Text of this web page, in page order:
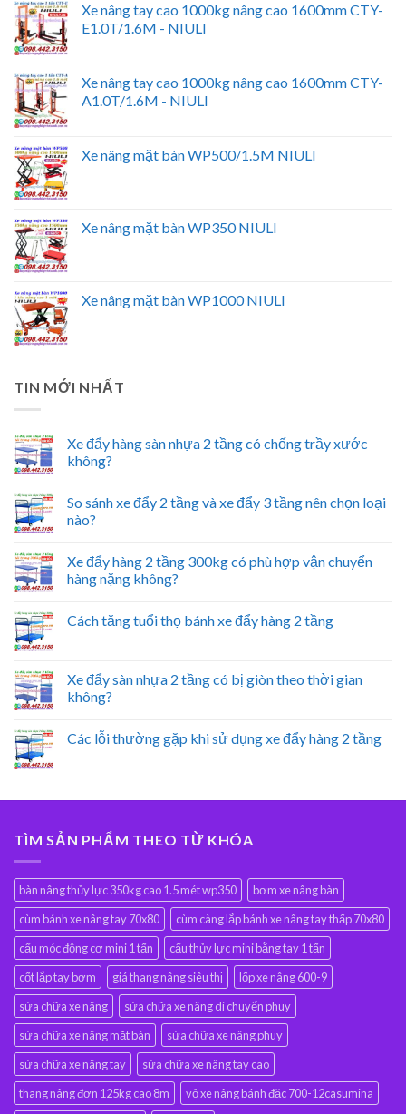
Xe nâng tay cao 1000kg nâng cao 1600mm CTY-
E1.0T/1.6M - NIULI
Xe nâng tay cao 1000kg nâng cao 1600mm CTY-
A1.0T/1.6M - NIULI
Xe nâng mặt bàn WP500/1.5M NIULI
Xe nâng mặt bàn WP350 NIULI
Xe nâng mặt bàn WP1000 NIULI
TIN MỚI NHẤT
Xe đẩy hàng sàn nhựa 2 tầng có chống trầy xước
không?
So sánh xe đẩy 2 tầng và xe đẩy 3 tầng nên chọn loại
nào?
Xe đẩy hàng 2 tầng 300kg có phù hợp vận chuyển
hàng nặng không?
Cách tăng tuổi thọ bánh xe đẩy hàng 2 tầng
Xe đẩy sàn nhựa 2 tầng có bị giòn theo thời gian
không?
Các lỗi thường gặp khi sử dụng xe đẩy hàng 2 tầng
TÌM SẢN PHẨM THEO TỪ KHÓA
bàn nâng thủy lực 350kg cao 1.5 mét wp350
bơm xe nâng bàn
cùm bánh xe nâng tay 70x80
cùm càng lắp bánh xe nâng tay thấp 70x80
cẩu móc động cơ mini 1 tấn
cẩu thủy lực mini bằng tay 1 tấn
cốt lắp tay bơm
giá thang nâng siêu thị
lốp xe nâng 600-9
sửa chữa xe nâng
sửa chữa xe nâng di chuyển phuy
sửa chữa xe nâng mặt bàn
sửa chữa xe nâng phuy
sửa chữa xe nâng tay
sửa chữa xe nâng tay cao
thang nâng đơn 125kg cao 8m
vỏ xe nâng bánh đặc 700-12casumina